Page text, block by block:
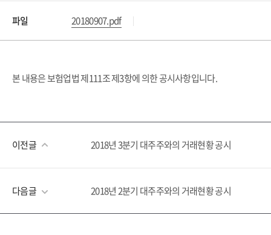
파일 20180907.pdf
본 내용은 보험업법 제111조 제3항에 의한 공시사항입니다.
이전글 2018년 3분기 대주주와의 거래현황 공시
다음글 2018년 2분기 대주주와의 거래현황 공시